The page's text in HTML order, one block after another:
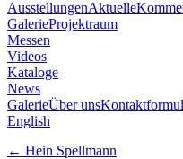
AusstellungenAktuelle
GalerieProjektraum
Messen
Videos
Kataloge
News
GalerieÜber uns
English
← Hein Spellmann